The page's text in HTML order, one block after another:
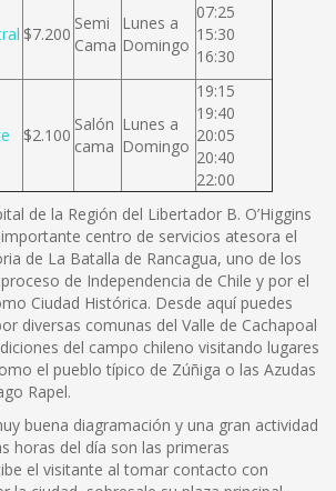
$7.200
Semi
Cama
Lunes a
Domingo
07:25
15:30
16:30
$2.100
Salón
cama
Lunes a
Domingo
19:15
19:40
20:05
20:40
22:00
de la Región del Libertador B. O’Higgins
centro de servicios atesora el
de La Batalla de Rancagua, uno de los
de Independencia de Chile y por el
Ciudad Histórica. Desde aquí puedes
diversas comunas del Valle de Cachapoal
del campo chileno visitando lugares
el pueblo típico de Zúñiga o las Azudas
Rapel.
buena diagramación y una gran actividad
horas del día son las primeras
el visitante al tomar contacto con